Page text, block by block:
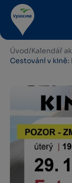
Úvod/Kalendář
Cestování v kině: